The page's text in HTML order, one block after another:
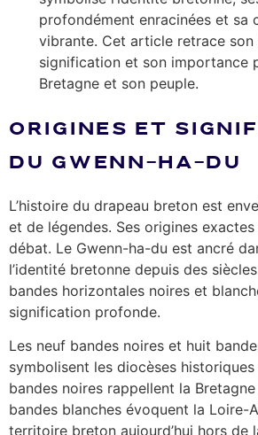
profondément enracinées et sa
vibrante. Cet article retrace son
signification et son importance
Bretagne et son peuple.
ORIGINES ET
DU GWENN-HA-DU
L’histoire du drapeau breton est
et de légendes. Ses origines
débat. Le Gwenn-ha-du est ancré
l’identité bretonne depuis des
bandes horizontales noires et
signification profonde.
Les neuf bandes noires et huit
symbolisent les diocèses
bandes noires rappellent la
bandes blanches évoquent la Loire-
territoire breton aujourd’hui hors de